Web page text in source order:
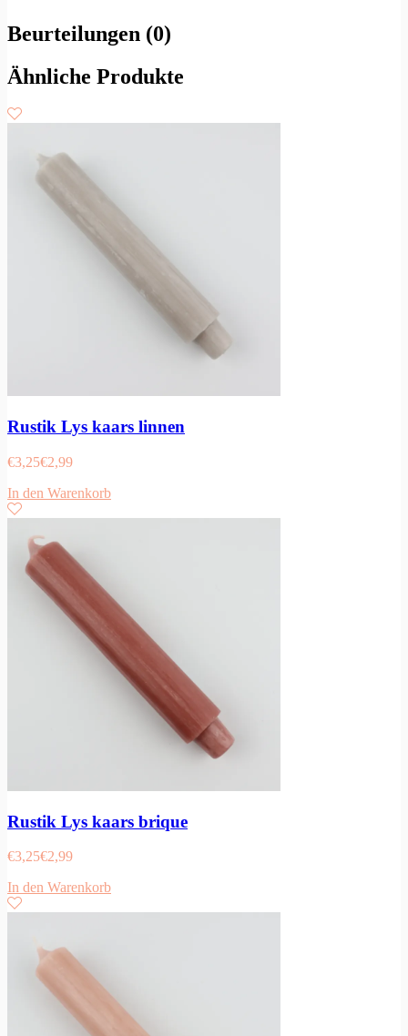
Beurteilungen (0)
Ähnliche Produkte
Rustik Lys kaars linnen
€3,25€2,99
In den Warenkorb
Rustik Lys kaars brique
€3,25€2,99
In den Warenkorb